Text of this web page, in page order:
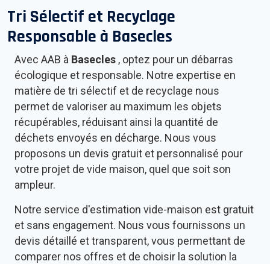
Tri Sélectif et Recyclage
Responsable à Basecles
Avec AAB à Basecles , optez pour un débarras
écologique et responsable. Notre expertise en
matière de tri sélectif et de recyclage nous
permet de valoriser au maximum les objets
récupérables, réduisant ainsi la quantité de
déchets envoyés en décharge. Nous vous
proposons un devis gratuit et personnalisé pour
votre projet de vide maison, quel que soit son
ampleur.
Notre service d'estimation vide-maison est gratuit
et sans engagement. Nous vous fournissons un
devis détaillé et transparent, vous permettant de
comparer nos offres et de choisir la solution la